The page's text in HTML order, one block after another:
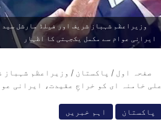
وزیراعظم شہباز شریف اور فیلڈ مارشل
ایرانی عوام سے مکمل یکجہتی کا اظہار
صفحہ اول / پاکستان / وزیراعظم شہباز
علی خامنہ ای کو خراجِ عقیدت، ایرانی
پاکستان اہم خبریں